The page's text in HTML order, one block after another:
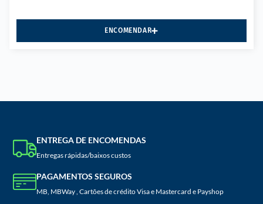
ENCOMENDAR
ENTREGA DE ENCOMENDAS
Entregas rápidas/baixos custos
PAGAMENTOS SEGUROS
MB, MBWay , Cartões de crédito Visa e Mastercard e Payshop